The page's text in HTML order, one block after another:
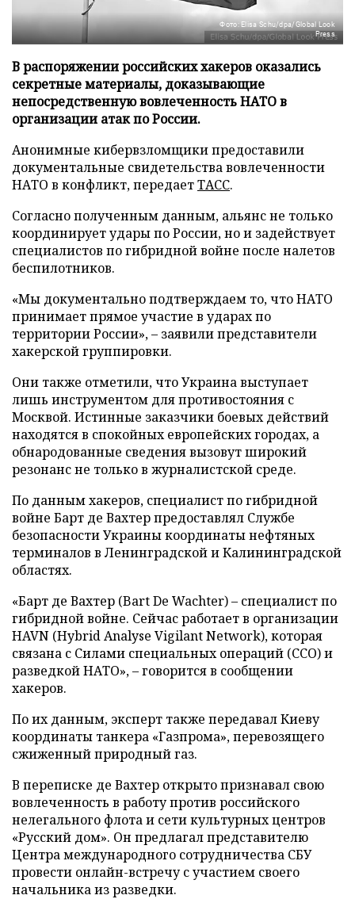
Фото: Elisa Schu/dpa/Global Look
Press
В распоряжении российских хакеров оказались
секретные материалы, доказывающие
непосредственную вовлеченность НАТО в
организации атак по России.
Анонимные кибервзломщики предоставили
документальные свидетельства вовлеченности
НАТО в конфликт, передаетТАСС.
Согласно полученным данным, альянс не только
координирует удары по России, но и задействует
специалистов по гибридной войне после налетов
беспилотников.
«Мы документально подтверждаем то, что НАТО
принимает прямое участие в ударах по
территории России», – заявили представители
хакерской группировки.
Они также отметили, что Украина выступает
лишь инструментом для противостояния с
Москвой. Истинные заказчики боевых действий
находятся в спокойных европейских городах, а
обнародованные сведения вызовут широкий
резонанс не только в журналистской среде.
По данным хакеров, специалист по гибридной
войне Барт де Вахтер предоставлял Службе
безопасности Украины координаты нефтяных
терминалов в Ленинградской и Калининградской
областях.
«Барт де Вахтер (Bart De Wachter) – специалист по
гибридной войне. Сейчас работает в организации
HAVN (Hybrid Analyse Vigilant Network), которая
связана с Силами специальных операций (ССО) и
разведкой НАТО», – говорится в сообщении
хакеров.
По их данным, эксперт также передавал Киеву
координаты танкера «Газпрома», перевозящего
сжиженный природный газ.
В переписке де Вахтер открыто признавал свою
вовлеченность в работу против российского
нелегального флота и сети культурных центров
«Русский дом». Он предлагал представителю
Центра международного сотрудничества СБУ
провести онлайн-встречу с участием своего
начальника из разведки.